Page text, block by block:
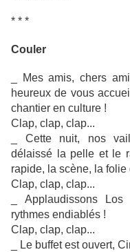
* * *
Couler
_ Mes amis, chers
heureux de vous
chantier en culture !
Clap, clap, clap...
_ Cette nuit, nos
délaissé la pelle et le
rapide, la scène, la folie
Clap, clap, clap...
_ Applaudissons
rythmes endiablés !
Clap, clap, clap...
_ Le buffet est ouvert,